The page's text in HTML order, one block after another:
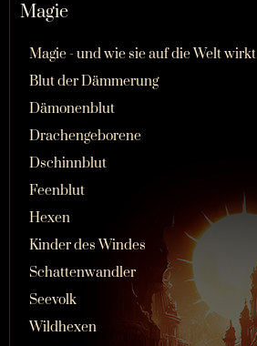
Magie
Magie - und wie sie auf die Welt wirkt
Blut der Dämmerung
Dämonenblut
Drachengeborene
Dschinnblut
Feenblut
Hexen
Kinder des Windes
Schattenwandler
Seevolk
Wildhexen